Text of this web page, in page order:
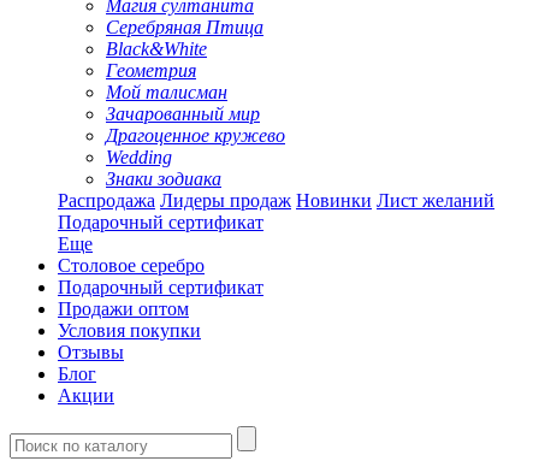
Магия султанита
Серебряная Птица
Black&White
Геометрия
Мой талисман
Зачарованный мир
Драгоценное кружево
Wedding
Знаки зодиака
Распродажа Лидеры продаж Новинки Лист желаний
Подарочный сертификат
Еще
Столовое серебро
Подарочный сертификат
Продажи оптом
Условия покупки
Отзывы
Блог
Акции